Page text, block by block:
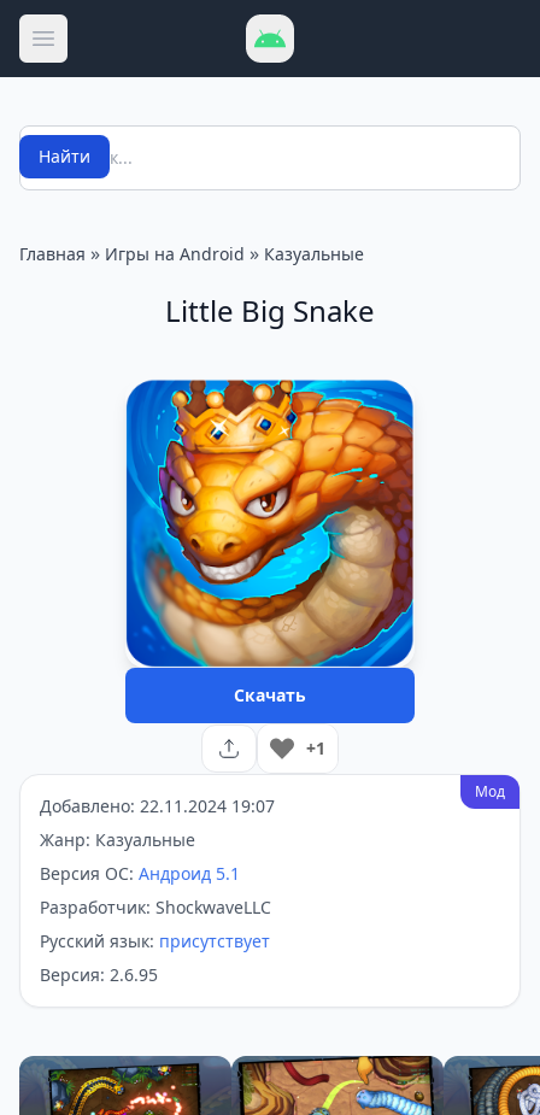
Открыть меню
Поиск
Найти
Главная » Игры на Android » Казуальные
Little Big Snake
Скачать
+1
Мод
Добавлено: 22.11.2024 19:07
Жанр: Казуальные
Версия ОС: Андроид 5.1
Разработчик: ShockwaveLLC
Русский язык: присутствует
Версия: 2.6.95